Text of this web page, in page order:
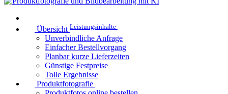
Übersicht Leistungsinhalte
Unverbindliche Anfrage
Einfacher Bestellvorgang
Planbar kurze Lieferzeiten
Günstige Festpreise
Tolle Ergebnisse
Produktfotografie